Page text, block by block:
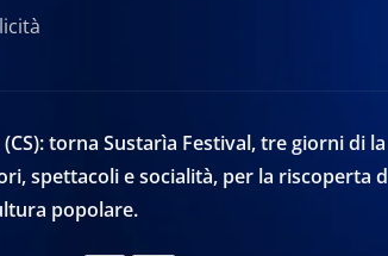
(CS): torna Sustarìa Festival, tre giorni di la
spettacoli e socialità, per la riscoperta d
popolare.